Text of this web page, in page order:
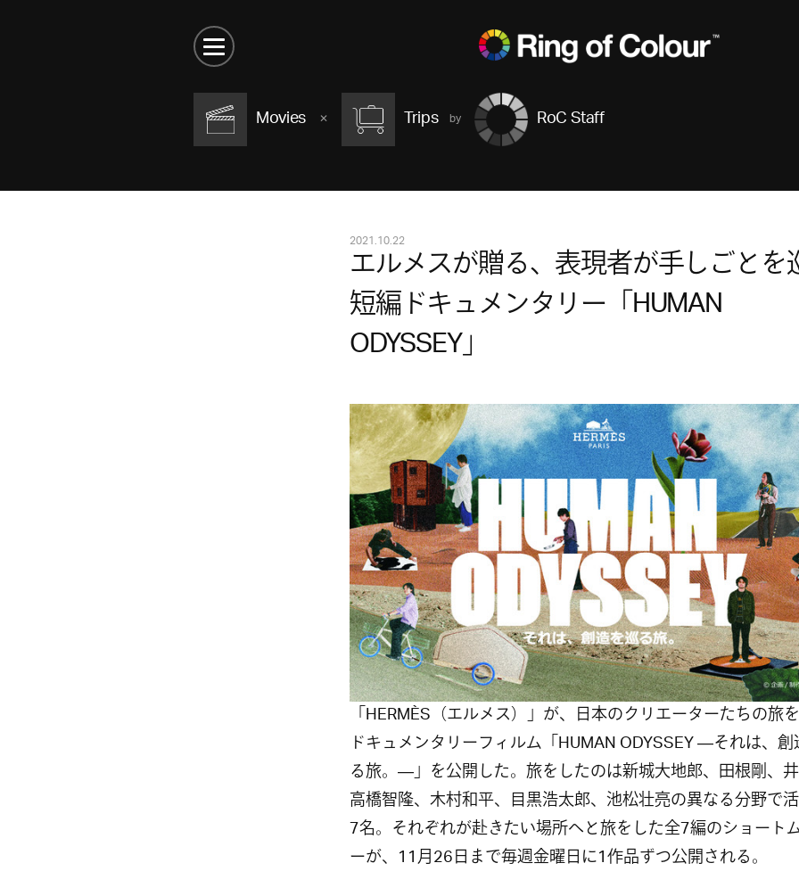
Movies Trips RoC Staff
2021.10.22
エルメスが贈る、表現者が手しごとを
短編ドキュメンタリー「HUMAN
ODYSSEY」
「HERMÈS（エルメス）」が、日本のクリエーターたちの旅
ドキュメンタリーフィルム「HUMAN ODYSSEY ―それは、
る旅。―」を公開した。旅をしたのは新城大地郎、田根剛、
高橋智隆、木村和平、目黒浩太郎、池松壮亮の異なる分野で
7名。それぞれが赴きたい場所へと旅をした全7編のショート
ーが、11月26日まで毎週金曜日に1作品ずつ公開される。